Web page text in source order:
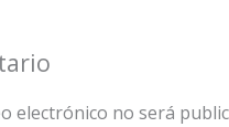
electrónico no será